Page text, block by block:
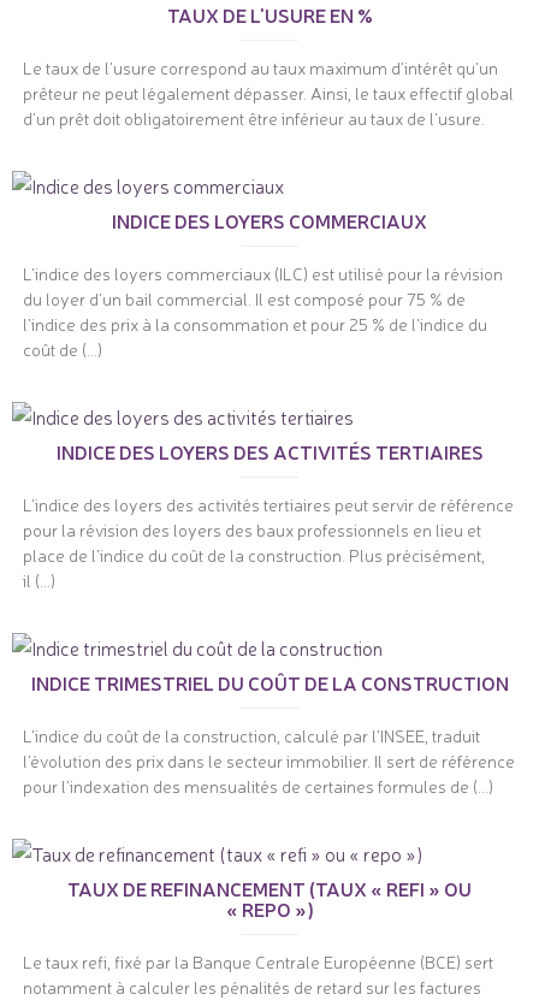
TAUX DE L'USURE EN %
Le taux de l'usure correspond au taux maximum d'intérêt qu'un
prêteur ne peut légalement dépasser. Ainsi, le taux effectif global
d'un prêt doit obligatoirement être inférieur au taux de l'usure.
INDICE DES LOYERS COMMERCIAUX
L'indice des loyers commerciaux (ILC) est utilisé pour la révision
du loyer d'un bail commercial. Il est composé pour 75 % de
l'indice des prix à la consommation et pour 25 % de l'indice du
coût de (...)
INDICE DES LOYERS DES ACTIVITÉS TERTIAIRES
L'indice des loyers des activités tertiaires peut servir de référence
pour la révision des loyers des baux professionnels en lieu et
place de l'indice du coût de la construction. Plus précisément,
il (...)
INDICE TRIMESTRIEL DU COÛT DE LA CONSTRUCTION
L'indice du coût de la construction, calculé par l'INSEE, traduit
l'évolution des prix dans le secteur immobilier. Il sert de référence
pour l'indexation des mensualités de certaines formules de (...)
TAUX DE REFINANCEMENT (TAUX « REFI » OU
« REPO »)
Le taux refi, fixé par la Banque Centrale Européenne (BCE) sert
notamment à calculer les pénalités de retard sur les factures